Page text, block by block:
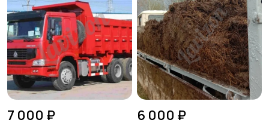
7 000 ₽ 6 000 ₽